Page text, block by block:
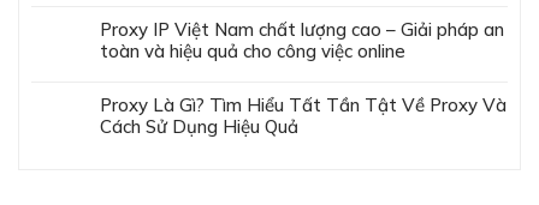
Proxy IP Việt Nam chất lượng cao – Giải pháp an
toàn và hiệu quả cho công việc online
Proxy Là Gì? Tìm Hiểu Tất Tần Tật Về Proxy Và
Cách Sử Dụng Hiệu Quả